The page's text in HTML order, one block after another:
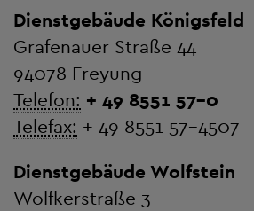
Dienstgebäude Königsfeld
Grafenauer Straße 44
94078 Freyung
Telefon: + 49 8551 57-0
Telefax: + 49 8551 57-4507
Dienstgebäude Wolfstein
Wolfkerstraße 3